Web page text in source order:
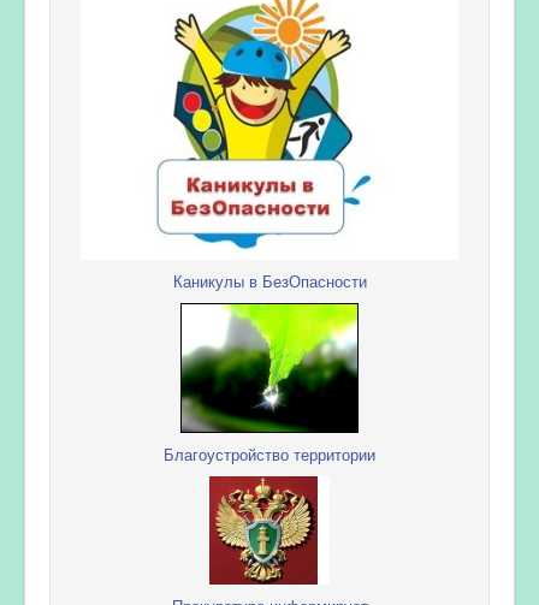
Каникулы в БезОпасности
Благоустройство территории